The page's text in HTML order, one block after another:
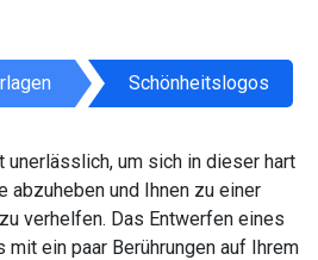
Schönheitslogos
unerlässlich, um sich in dieser hart
abzuheben und Ihnen zu einer
verhelfen. Das Entwerfen eines
ein paar Berührungen auf Ihrem